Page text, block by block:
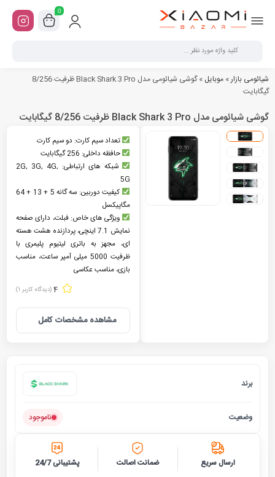
0
شیائومی بازار» موبایل »
گوشی شیائومی مدل Black Shark 3 Pro ظرفیت 8/256
گیگابایت
گوشی شیائومی مدل Black Shark 3 Pro ظرفیت 8/256 گیگابایت
تعداد سیم کارت: دو سیم کارت
حافظه داخلی: 256 گیگابایت
شبکه های ارتباطی: 2G, 3G, 4G,
5G
کیفیت دوربین: سه گانه 5 + 13 + 64
مگاپیکسل
ویژگی های خاص: فبلت، دارای صفحه
نمایش 7.1 اینچی، پردازنده هشت هسته
ای، مجهز به باتری لیتیوم پلیمری با
ظرفیت 5000 میلی آمپر ساعت، مناسب
بازی، مناسب عکاسی
4(دیدگاه کاربر 1
)
مشاهده مشخصات کامل
برند
وضعیت ناموجود
ارسال سریع ضمانت اصالت پشتیبانی 24/7